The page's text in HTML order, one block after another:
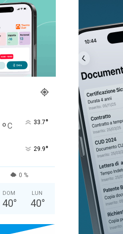
°C 33.7°
29.9°
0 %
DOM
40°
LUN
40°